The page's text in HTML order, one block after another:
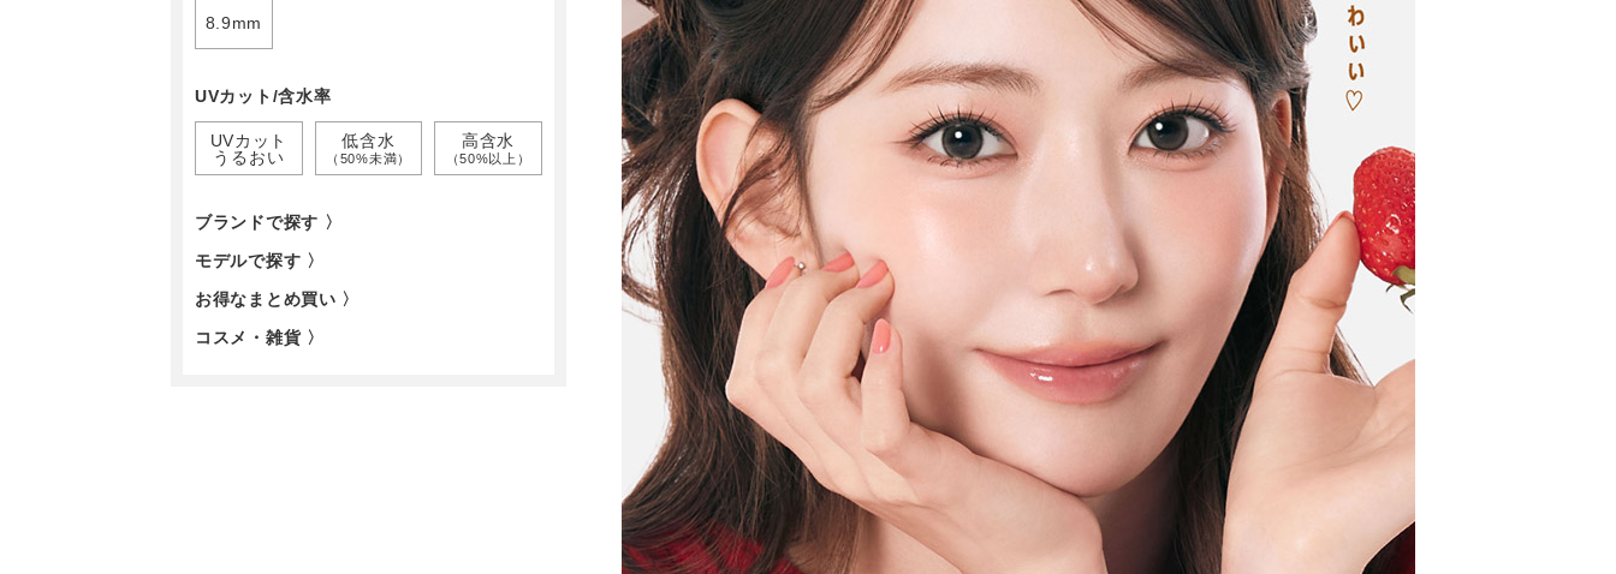
8.9mm
UVカット/含水率
UVカット
うるおい
低含水
（50%未満）
高含水
（50%以上）
ブランドで探す 〉
モデルで探す 〉
お得なまとめ買い 〉
コスメ・雑貨 〉